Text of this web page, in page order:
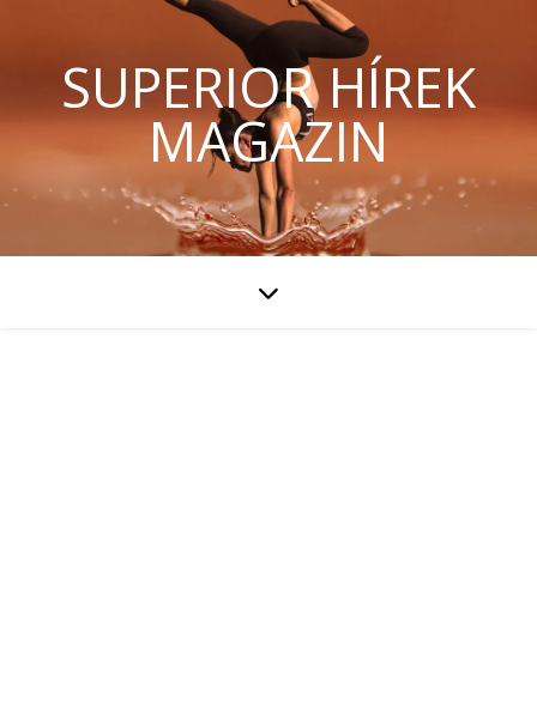
SUPERIOR HÍREK
MAGAZIN